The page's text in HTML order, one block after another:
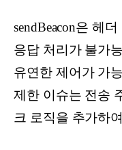
sendBeacon은 헤
응답 처리가 불가
유연한 제어가 가
제한 이슈는 전송
크 로직을 추가하